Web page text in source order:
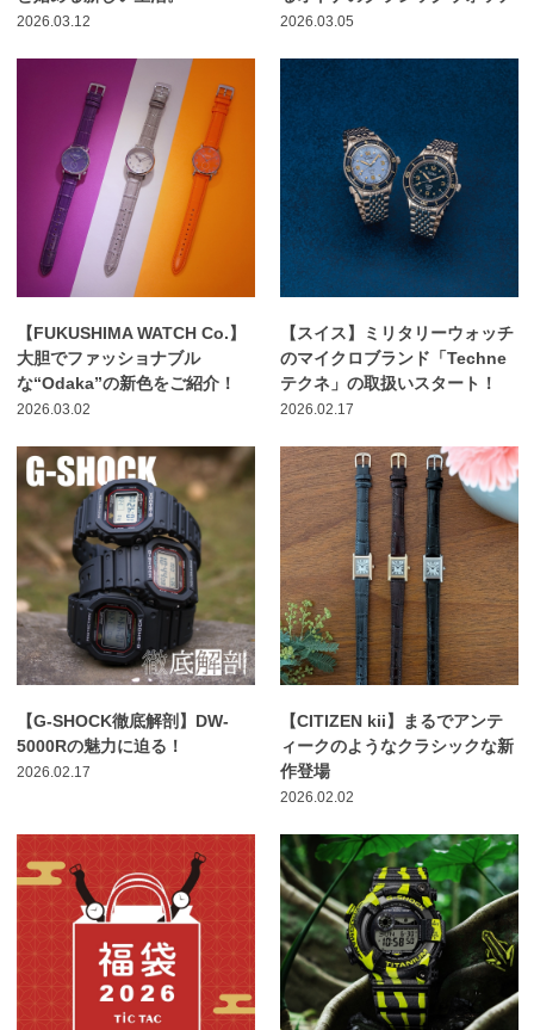
2026.03.12 2026.03.05
【FUKUSHIMA WATCH Co.】
大胆でファッショナブル
な“Odaka”の新色をご紹介！
2026.03.02
【スイス】ミリタリーウォッチ
のマイクロブランド「Techne
テクネ」の取扱いスタート！
2026.02.17
【G-SHOCK徹底解剖】DW-
5000Rの魅力に迫る！
2026.02.17
【CITIZEN kii】まるでアンテ
ィークのようなクラシックな新
作登場
2026.02.02